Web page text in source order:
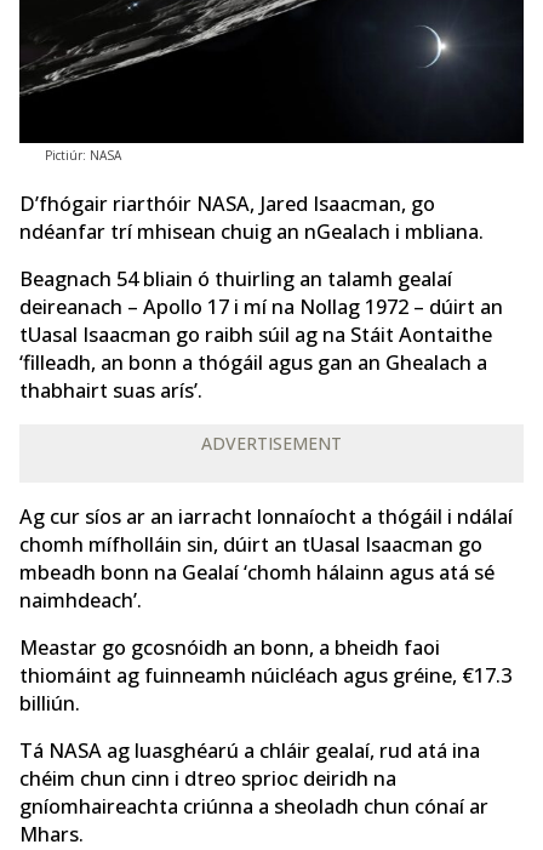
Pictiúr: NASA
D’fhógair riarthóir NASA, Jared Isaacman, go
ndéanfar trí mhisean chuig an nGealach i mbliana.
Beagnach 54 bliain ó thuirling an talamh gealaí
deireanach – Apollo 17 i mí na Nollag 1972 – dúirt an
tUasal Isaacman go raibh súil ag na Stáit Aontaithe
‘filleadh, an bonn a thógáil agus gan an Ghealach a
thabhairt suas arís’.
ADVERTISEMENT
Ag cur síos ar an iarracht lonnaíocht a thógáil i ndálaí
chomh mífholláin sin, dúirt an tUasal Isaacman go
mbeadh bonn na Gealaí ‘chomh hálainn agus atá sé
naimhdeach’.
Meastar go gcosnóidh an bonn, a bheidh faoi
thiomáint ag fuinneamh núicléach agus gréine, €17.3
billiún.
Tá NASA ag luasghéarú a chláir gealaí, rud atá ina
chéim chun cinn i dtreo sprioc deiridh na
gníomhaireachta criúnna a sheoladh chun cónaí ar
Mhars.